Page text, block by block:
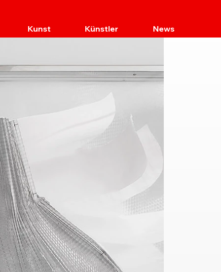
Kunst Künstler News